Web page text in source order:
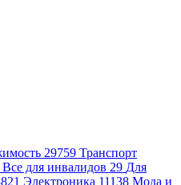
29759 Транспорт
Все для инвалидов 29 Для
Электроника 11138 Мода и